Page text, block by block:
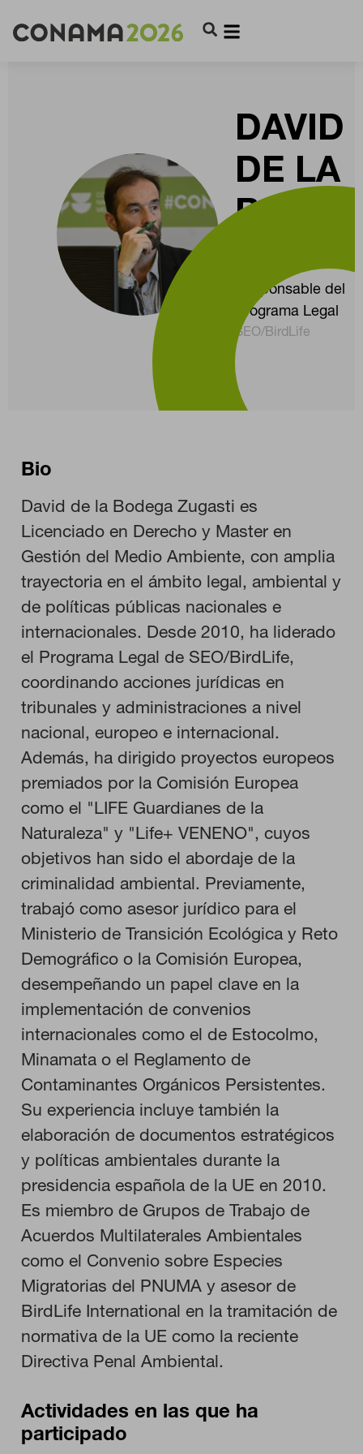
DAVID
DE LA
Responsable del
Programa Legal
SEO/BirdLife
Bio
David de la Bodega Zugasti es
Licenciado en Derecho y Master en
Gestión del Medio Ambiente, con amplia
trayectoria en el ámbito legal, ambiental y
de políticas públicas nacionales e
internacionales. Desde 2010, ha liderado
el Programa Legal de SEO/BirdLife,
coordinando acciones jurídicas en
tribunales y administraciones a nivel
nacional, europeo e internacional.
Además, ha dirigido proyectos europeos
premiados por la Comisión Europea
como el "LIFE Guardianes de la
Naturaleza" y "Life+ VENENO", cuyos
objetivos han sido el abordaje de la
criminalidad ambiental. Previamente,
trabajó como asesor jurídico para el
Ministerio de Transición Ecológica y Reto
Demográfico o la Comisión Europea,
desempeñando un papel clave en la
implementación de convenios
internacionales como el de Estocolmo,
Minamata o el Reglamento de
Contaminantes Orgánicos Persistentes.
Su experiencia incluye también la
elaboración de documentos estratégicos
y políticas ambientales durante la
presidencia española de la UE en 2010.
Es miembro de Grupos de Trabajo de
Acuerdos Multilaterales Ambientales
como el Convenio sobre Especies
Migratorias del PNUMA y asesor de
BirdLife International en la tramitación de
normativa de la UE como la reciente
Directiva Penal Ambiental.
Actividades en las que ha
participado
CONFIGURACIÓN DE COOKIES
RECHAZAR TODO
HABILITAR TODO
Cookies necesarias
Estas cookies son necesarias para que el sitio web funcione y
no se pueden desactivar en nuestros sistemas. Puede
configurar su navegador para bloquear o alertar sobre estas
cookies, pero alguna áreas del sitio no funcionarán. Estas
cookies no almacenan ninguna información de identificación
personal.
Estas cookies nos permiten contar las visitas y fuentes de
tráfico para poder evaluar el rendimiento de nuestro sitio y
mejorarlo. Nos ayudan a saber qué páginas son las más o
menos visitadas, y cómo los visitantes navegan por el sitio.
Toda la información que recogen estas cookies es agregada y,
por lo tanto, es anónima.
GUARDAR CONFIGURACIÓN
Puedes volver a configurar tus cookies desde la sección "Configuración
de cookies" al pie de la página. También puedes consultar nuestra
política de cookies